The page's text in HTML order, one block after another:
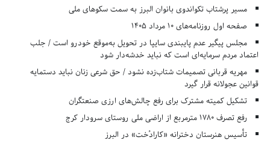
مسیر پرشتاب تکواندوی بانوان البرز به سمت سکوهای ملی
صفحه اول روزنامه‌های 10 مرداد 1405
مجلس پیگیر عدم پایبندی سایپا در تحویل به‌موقع خودرو است / جلب
اعتماد مردم سرمایه‌ای است که نباید خدشه‌دار شود
مهریه قربانی تصمیمات شتاب‌زده نشود / حق شرعی زنان نباید دستمایه
قوانین عجولانه قرار گیرد
تشکیل کمیته مشترک برای رفع چالش‌های ارزی صنعتگران
رفع تصرف ۱۷۸۰ مترمربع از اراضی ملی روستای سرودار کرج
تأسیس هنرستان دخترانه «کارادُخت» در البرز